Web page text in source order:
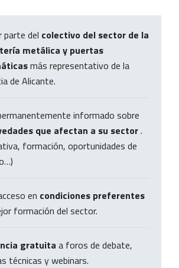
parte del colectivo del sector de la
metálica y puertas
más representativo de la
de Alicante.
informado sobre
que afectan a su sector.
formación, oportunidades de
en condiciones preferentes
formación del sector.
gratuita a foros de debate,
técnicas y webinars.